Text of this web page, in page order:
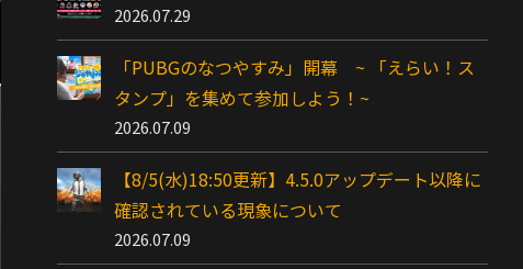
2026.07.29
「PUBGのなつやすみ」開幕 ~ 「えらい！ス
タンプ」を集めて参加しよう！~
2026.07.09
【8/5(水)18:50更新】4.5.0アップデート以降に
確認されている現象について
2026.07.09